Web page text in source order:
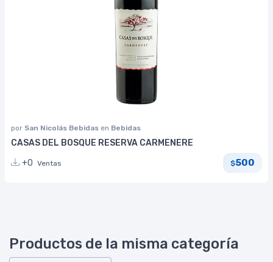
por San Nicolás Bebidas en Bebidas
CASAS DEL BOSQUE RESERVA CARMENERE
+0 Ventas $500
Productos de la misma categoría